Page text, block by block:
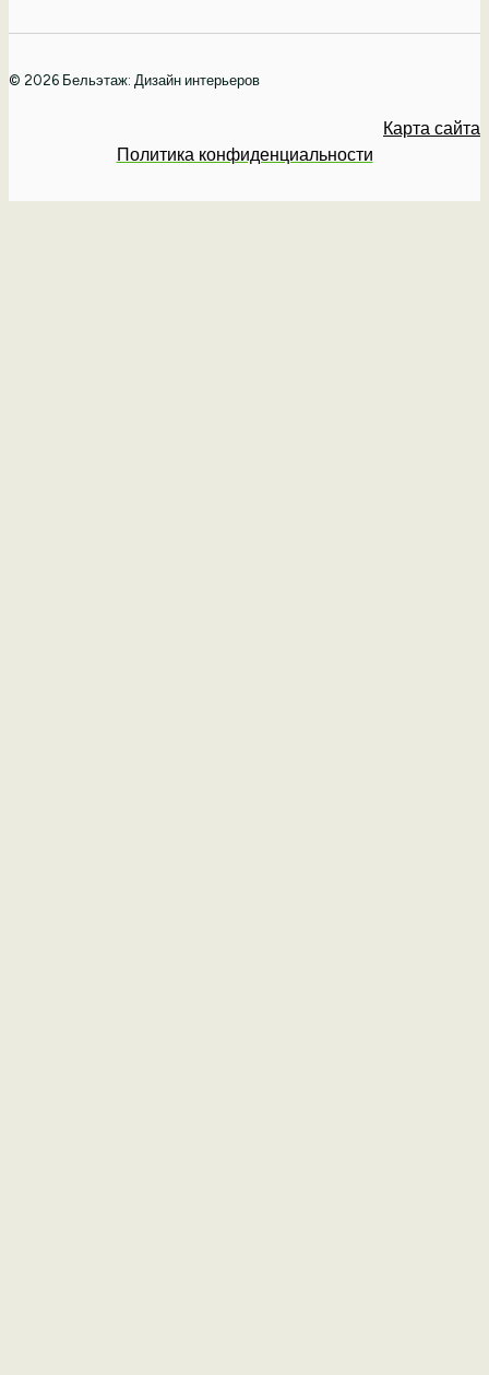
© 2026 Бельэтаж: Дизайн интерьеров
Карта сайта
Политика конфиденциальности